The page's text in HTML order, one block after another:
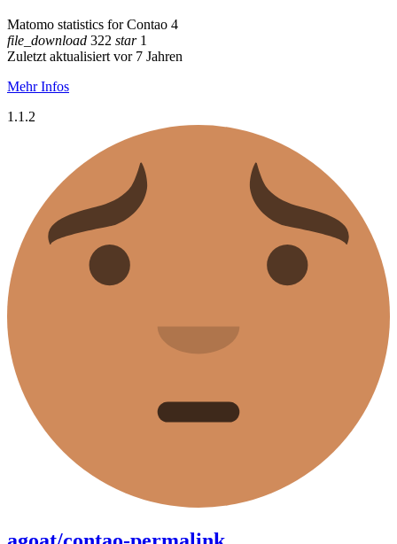
Matomo statistics for Contao 4
file_download 322 star1
Zuletzt aktualisiert vor 7 Jahren
Mehr Infos
1.1.2